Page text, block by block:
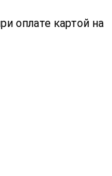
оплате картой на